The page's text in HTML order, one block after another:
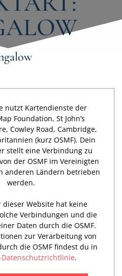
nutzt Kartendienste der
Foundation, St John’s
Cowley Road, Cambridge,
(kurz OSMF). Dein
stellt eine Verbindung zu
der OSMF im Vereinigten
anderen Ländern betrieben
werden.
dieser Website hat keine
Verbindungen und die
Daten durch die OSMF.
zur Verarbeitung von
die OSMF findest du in
Datenschutzrichtlinie.